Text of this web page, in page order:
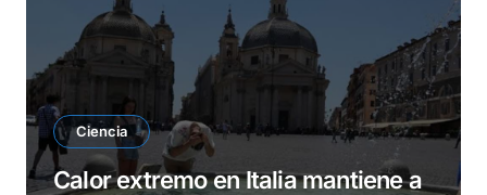
Ciencia
Calor extremo en Italia mantiene a